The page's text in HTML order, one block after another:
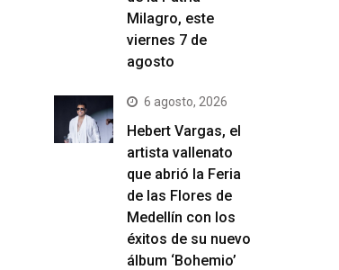
Milagro, este
viernes 7 de
agosto
6 agosto, 2026
Hebert Vargas, el
artista vallenato
que abrió la Feria
de las Flores de
Medellín con los
éxitos de su nuevo
álbum ‘Bohemio’